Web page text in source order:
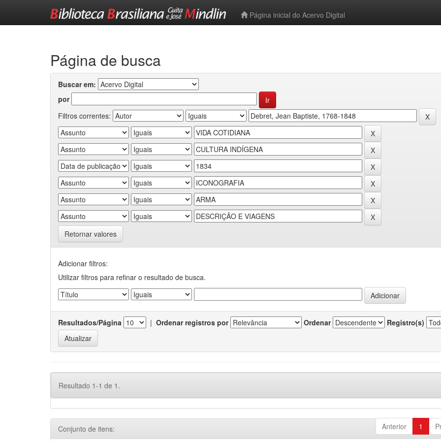
Página inicial do Acervo Digital
Página de busca
Buscar em:
por
Filtros correntes:
Retornar valores
Adicionar filtros:
Utilizar filtros para refinar o resultado de busca.
Resultados/Página | Ordenar registros por Ordenar Registro(s)
Resultado 1-1 de 1.
Anterior 1
Conjunto de itens: